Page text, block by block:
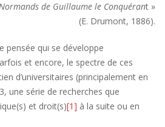
de Guillaume le Conquérant »
(E. Drumont, 1886).
pensée qui se développe
et encore, le spectre de ces
d’universitaires (principalement en
une série de recherches que
et droit(s)[1] à la suite ou en